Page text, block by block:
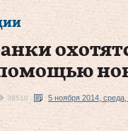
38510 5 ноября 2014,